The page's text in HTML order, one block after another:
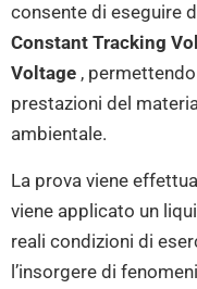
consente di eseguire
Constant Tracking
Voltage ,
prestazioni del
ambientale.
La prova viene
viene applicato un
reali condizioni di
l’insorgere di